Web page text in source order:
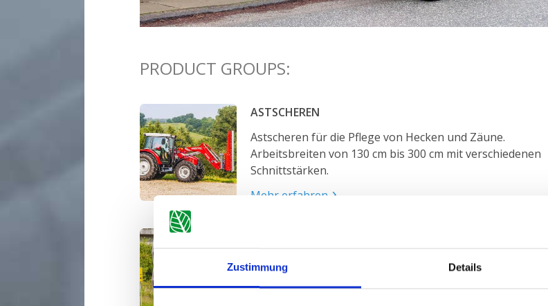
Zustimmung Details
PRODUCT GROUPS:
ASTSCHEREN
Astscheren für die Pflege von Hecken und Zäune.
Arbeitsbreiten von 130 cm bis 300 cm mit verschiedenen
Schnittstärken.
Mehr erfahren
Astsägen für jegliche Pflegearbeiten mit versetzt
angeordneten Sägeblättern. Arbeitsbreiten von 130 cm bis